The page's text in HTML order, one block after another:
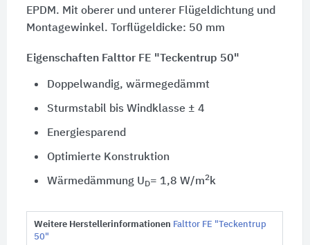
EPDM. Mit oberer und unterer Flügeldichtung und
Montagewinkel. Torflügeldicke: 50 mm
Eigenschaften Falttor FE "Teckentrup 50"
Doppelwandig, wärmegedämmt
Sturmstabil bis Windklasse ± 4
Energiesparend
Optimierte Konstruktion
Wärmedämmung U D= 1,8 W/m2k
Weitere Herstellerinformationen Falttor FE "Teckentrup
50"